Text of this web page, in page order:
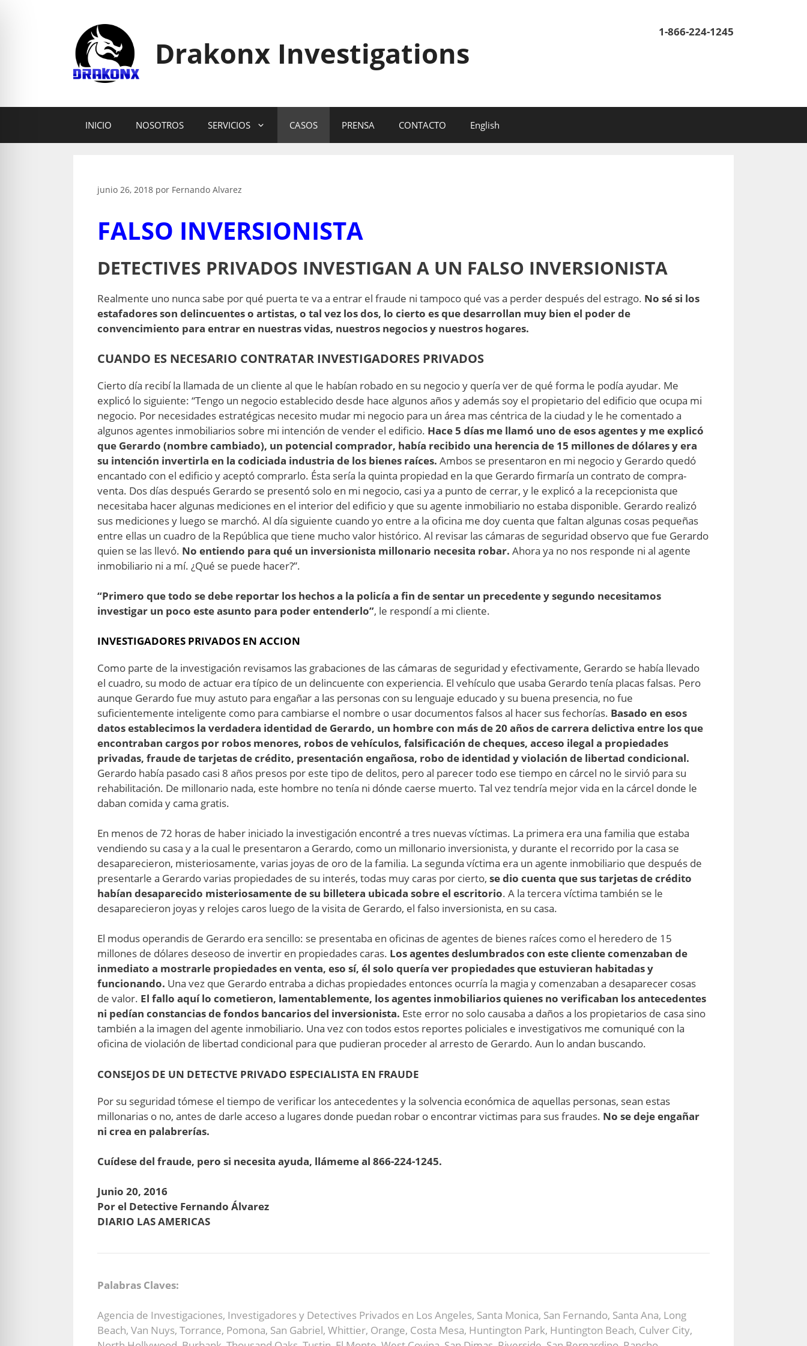
1-866-224-1245
Drakonx Investigations
INICIO NOSOTROS SERVICIOS CASOS PRENSA CONTACTO English
junio 26, 2018 por Fernando Alvarez
FALSO INVERSIONISTA
DETECTIVES PRIVADOS INVESTIGAN A UN FALSO INVERSIONISTA
Realmente uno nunca sabe por qué puerta te va a entrar el fraude ni tampoco qué vas a perder después del estrago. No sé si los
estafadores son delincuentes o artistas, o tal vez los dos, lo cierto es que desarrollan muy bien el poder de
convencimiento para entrar en nuestras vidas, nuestros negocios y nuestros hogares.
CUANDO ES NECESARIO CONTRATAR INVESTIGADORES PRIVADOS
Cierto día recibí la llamada de un cliente al que le habían robado en su negocio y quería ver de qué forma le podía ayudar. Me
explicó lo siguiente: “Tengo un negocio establecido desde hace algunos años y además soy el propietario del edificio que ocupa mi
negocio. Por necesidades estratégicas necesito mudar mi negocio para un área mas céntrica de la ciudad y le he comentado a
algunos agentes inmobiliarios sobre mi intención de vender el edificio. Hace 5 días me llamó uno de esos agentes y me explicó
que Gerardo (nombre cambiado), un potencial comprador, había recibido una herencia de 15 millones de dólares y era
su intención invertirla en la codiciada industria de los bienes raíces. Ambos se presentaron en mi negocio y Gerardo quedó
encantado con el edificio y aceptó comprarlo. Ésta sería la quinta propiedad en la que Gerardo firmaría un contrato de compra-
venta. Dos días después Gerardo se presentó solo en mi negocio, casi ya a punto de cerrar, y le explicó a la recepcionista que
necesitaba hacer algunas mediciones en el interior del edificio y que su agente inmobiliario no estaba disponible. Gerardo realizó
sus mediciones y luego se marchó. Al día siguiente cuando yo entre a la oficina me doy cuenta que faltan algunas cosas pequeñas
entre ellas un cuadro de la República que tiene mucho valor histórico. Al revisar las cámaras de seguridad observo que fue Gerardo
quien se las llevó. No entiendo para qué un inversionista millonario necesita robar. Ahora ya no nos responde ni al agente
inmobiliario ni a mí. ¿Qué se puede hacer?”.
“Primero que todo se debe reportar los hechos a la policía a fin de sentar un precedente y segundo necesitamos
investigar un poco este asunto para poder entenderlo”, le respondí a mi cliente.
INVESTIGADORES PRIVADOS EN ACCION
Como parte de la investigación revisamos las grabaciones de las cámaras de seguridad y efectivamente, Gerardo se había llevado
el cuadro, su modo de actuar era típico de un delincuente con experiencia. El vehículo que usaba Gerardo tenía placas falsas. Pero
aunque Gerardo fue muy astuto para engañar a las personas con su lenguaje educado y su buena presencia, no fue
suficientemente inteligente como para cambiarse el nombre o usar documentos falsos al hacer sus fechorías. Basado en esos
datos establecimos la verdadera identidad de Gerardo, un hombre con más de 20 años de carrera delictiva entre los que
encontraban cargos por robos menores, robos de vehículos, falsificación de cheques, acceso ilegal a propiedades
privadas, fraude de tarjetas de crédito, presentación engañosa, robo de identidad y violación de libertad condicional.
Gerardo había pasado casi 8 años presos por este tipo de delitos, pero al parecer todo ese tiempo en cárcel no le sirvió para su
rehabilitación. De millonario nada, este hombre no tenía ni dónde caerse muerto. Tal vez tendría mejor vida en la cárcel donde le
daban comida y cama gratis.
En menos de 72 horas de haber iniciado la investigación encontré a tres nuevas víctimas. La primera era una familia que estaba
vendiendo su casa y a la cual le presentaron a Gerardo, como un millonario inversionista, y durante el recorrido por la casa se
desaparecieron, misteriosamente, varias joyas de oro de la familia. La segunda víctima era un agente inmobiliario que después de
presentarle a Gerardo varias propiedades de su interés, todas muy caras por cierto, se dio cuenta que sus tarjetas de crédito
habían desaparecido misteriosamente de su billetera ubicada sobre el escritorio. A la tercera víctima también se le
desaparecieron joyas y relojes caros luego de la visita de Gerardo, el falso inversionista, en su casa.
El modus operandis de Gerardo era sencillo: se presentaba en oficinas de agentes de bienes raíces como el heredero de 15
millones de dólares deseoso de invertir en propiedades caras. Los agentes deslumbrados con este cliente comenzaban de
inmediato a mostrarle propiedades en venta, eso sí, él solo quería ver propiedades que estuvieran habitadas y
funcionando. Una vez que Gerardo entraba a dichas propiedades entonces ocurría la magia y comenzaban a desaparecer cosas
de valor. El fallo aquí lo cometieron, lamentablemente, los agentes inmobiliarios quienes no verificaban los antecedentes
ni pedían constancias de fondos bancarios del inversionista. Este error no solo causaba a daños a los propietarios de casa sino
también a la imagen del agente inmobiliario. Una vez con todos estos reportes policiales e investigativos me comuniqué con la
oficina de violación de libertad condicional para que pudieran proceder al arresto de Gerardo. Aun lo andan buscando.
CONSEJOS DE UN DETECTVE PRIVADO ESPECIALISTA EN FRAUDE
Por su seguridad tómese el tiempo de verificar los antecedentes y la solvencia económica de aquellas personas, sean estas
millonarias o no, antes de darle acceso a lugares donde puedan robar o encontrar victimas para sus fraudes. No se deje engañar
ni crea en palabrerías.
Cuídese del fraude, pero si necesita ayuda, llámeme al 866-224-1245.
Junio 20, 2016
Por el Detective Fernando Álvarez
DIARIO LAS AMERICAS
Palabras Claves:
Agencia de Investigaciones, Investigadores y Detectives Privados en Los Angeles, Santa Monica, San Fernando, Santa Ana, Long
Beach, Van Nuys, Torrance, Pomona, San Gabriel, Whittier, Orange, Costa Mesa, Huntington Park, Huntington Beach, Culver City,